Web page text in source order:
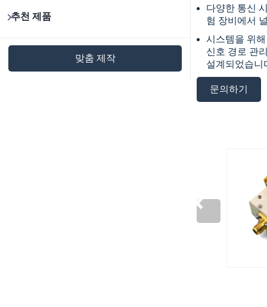
추천 제품
맞춤 제작
다양한 통신
험 장비에서
시스템을 위
신호 경로 관
설계되었습니
문의하기